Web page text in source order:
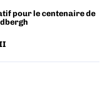
pour le centenaire de